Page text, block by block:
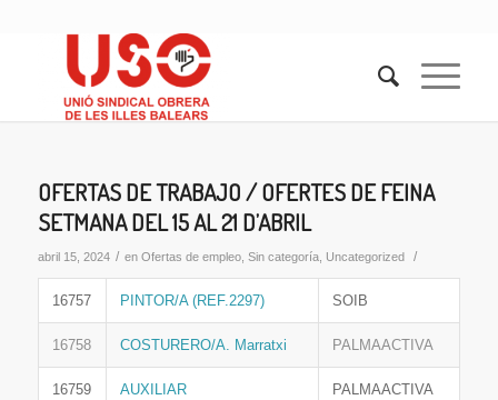
OFERTAS DE TRABAJO / OFERTES DE FEINA
SETMANA DEL 15 AL 21 D’ABRIL
abril 15, 2024 / en Ofertas de empleo, Sin categoría, Uncategorized /
16757 PINTOR/A (REF.2297) SOIB
16758 COSTURERO/A. Marratxi PALMAACTIVA
16759
AUXILIAR
PALMAACTIVA